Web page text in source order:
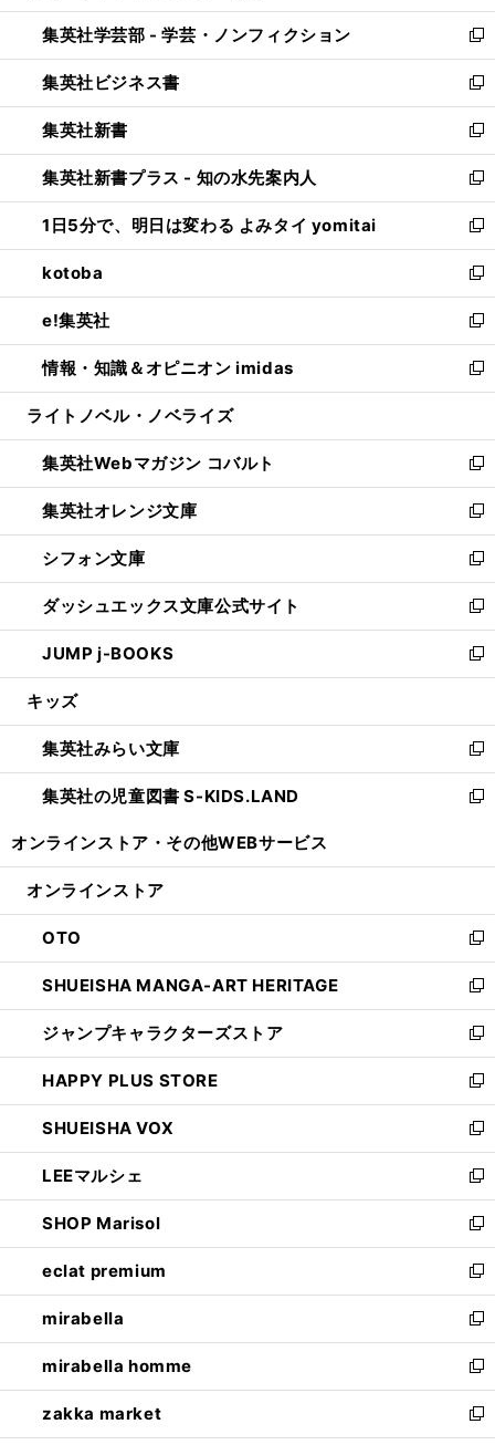
開
く
ウ
で
開
く
ン
ド
ウ
で
開
く
ウ
ィ
ン
ド
ウ
で
開
く
集英社学芸部 - 学芸・ノンフィクション
新
し
い
ウ
ィ
ン
ド
ウ
で
開
く
集英社ビジネス書
新
し
い
ウ
ィ
ン
ド
ウ
で
開
く
集英社新書
新
し
い
ウ
ィ
ン
ド
ウ
で
開
く
集英社新書プラス - 知の水先案内人
新
し
い
ウ
ィ
ン
ド
ウ
で
開
1日5分で、明日は変わる よみタイ yomitai
新
し
い
ウ
ィ
ン
ド
ウ
開
く
kotoba
新
し
い
ウ
ィ
ン
ウ
で
開
く
e!集英社
新
し
い
ウ
ン
ド
ウ
で
開
く
情報・知識＆オピニオン imidas
新
し
ウ
ィ
ン
ド
ウ
で
開
く
ライトノベル・ノベライズ
集英社Webマガジン コバルト
新
し
い
ウ
ィ
ン
ド
ウ
で
開
集英社オレンジ文庫
新
し
い
ウ
ィ
ン
ド
ウ
開
く
シフォン文庫
新
し
い
ウ
ィ
ン
ウ
で
開
く
ダッシュエックス文庫公式サイト
新
し
い
ウ
ン
ド
ウ
で
JUMP j-BOOKS
新
し
ウ
ィ
ン
ド
開
キッズ
集英社みらい文庫
新
し
い
ン
ウ
で
開
く
集英社の児童図書 S-KIDS.LAND
新
ウ
ン
ド
ウ
で
開
く
オンラインストア・ その他WEBサービス
オンラインストア
OTO
新
し
い
ウ
ィ
ン
ド
ウ
で
開
く
SHUEISHA MANGA-ART HERITAGE
新
し
い
ウ
ィ
ン
ド
ウ
で
開
く
ジャンプキャラクターズストア
新
し
い
ウ
ィ
ン
ド
ウ
で
開
く
HAPPY PLUS STORE
新
し
い
ウ
ィ
ン
ド
ウ
で
開
く
SHUEISHA VOX
新
し
い
ウ
ィ
ン
ド
ウ
で
開
く
LEEマルシェ
新
し
い
ウ
ィ
ン
ド
ウ
で
開
く
SHOP Marisol
新
し
い
ウ
ィ
ン
ド
ウ
で
開
eclat premium
新
し
い
ウ
ィ
ン
ド
ウ
mirabella
新
し
い
ウ
ィ
ン
mirabella homme
新
し
い
ウ
zakka market
新